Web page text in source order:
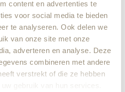
content en advertenties te
voor social media te bieden
te analyseren. Ook delen we
van onze site met onze
adverteren en analyse. Deze
combineren met andere
verstrekt of die ze hebben
gebruik van hun services.